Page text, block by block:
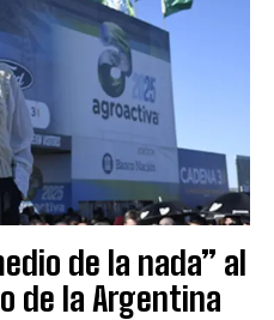
de la nada” al
de la Argentina